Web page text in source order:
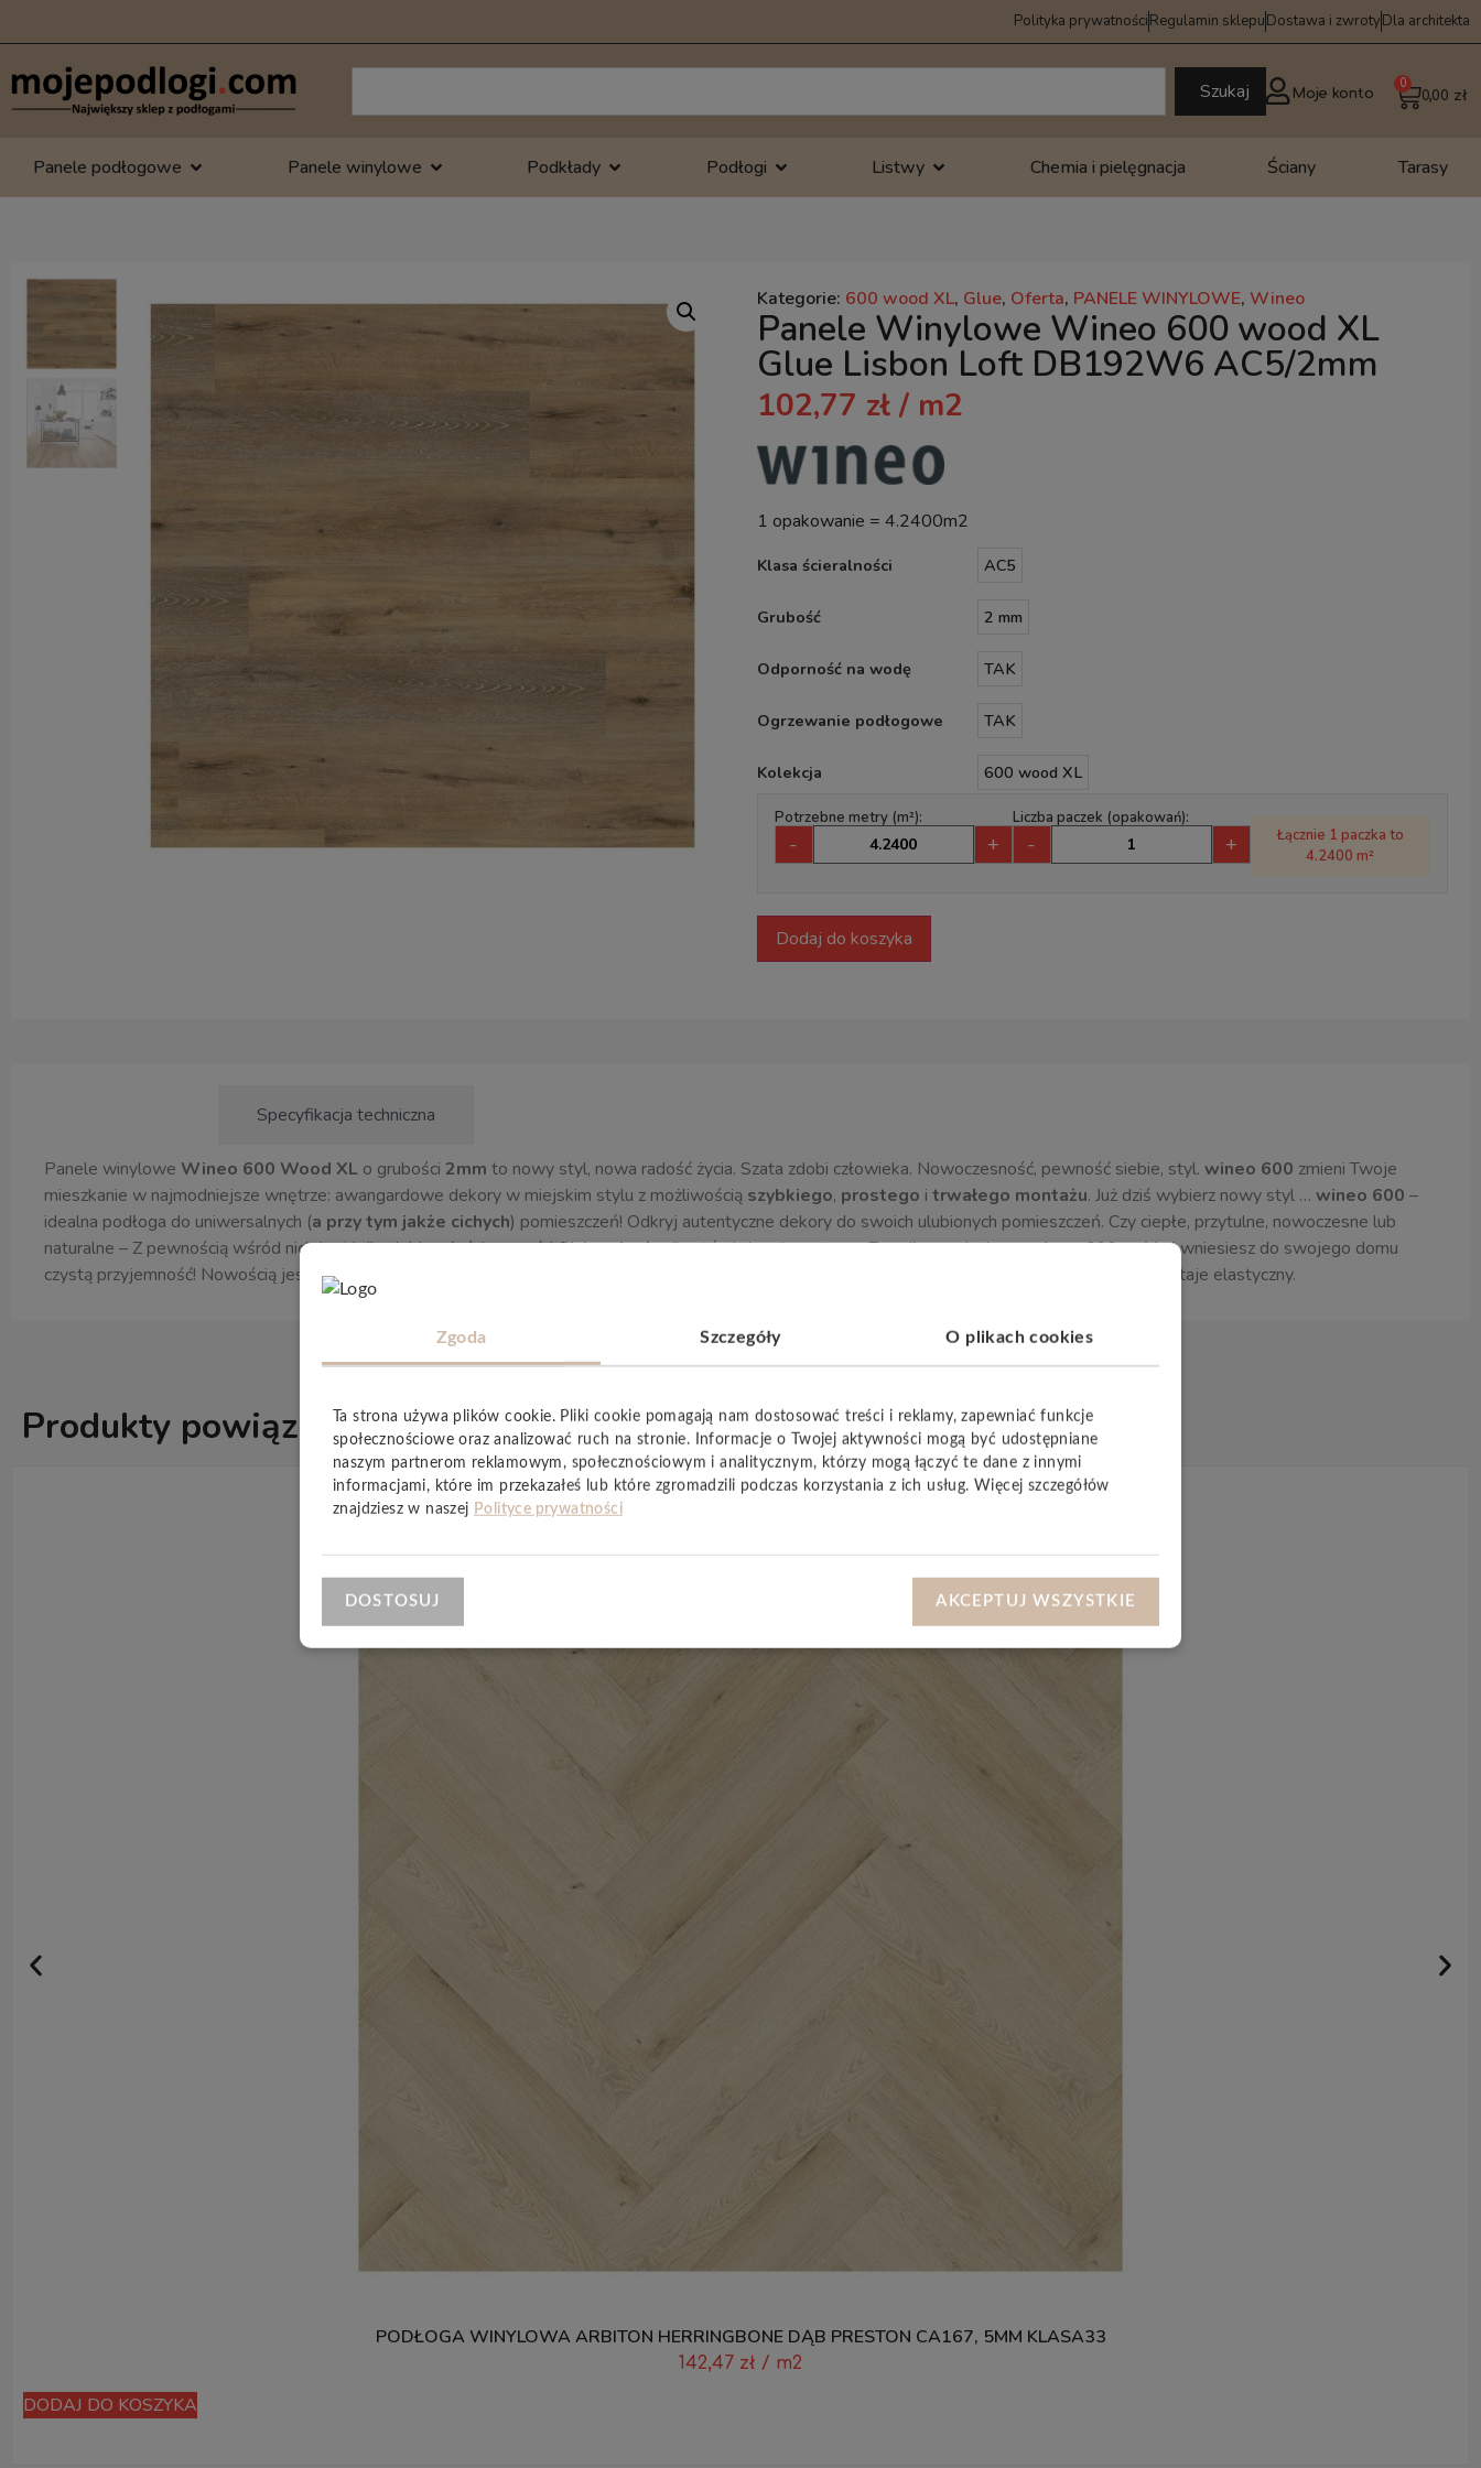
Polityka prywatnościRegulamin sklepuDostawa i zwrotyDla architekta
Szukaj Moje konto 0,00 zł
0
Panele podłogowe Panele winylowe Podkłady Podłogi Listwy Chemia i pielęgnacja Ściany Tarasy
Kategorie: 600 wood XL, Glue, Oferta, PANELE WINYLOWE, Wineo
Panele Winylowe Wineo 600 wood XL
Glue Lisbon Loft DB192W6 AC5/2mm
102,77 zł/ m2
1 opakowanie = 4.2400m2
Klasa ścieralności AC5
Grubość 2 mm
Odporność na wodę TAK
Ogrzewanie podłogowe TAK
Kolekcja 600 wood XL
Potrzebne metry (m²):
- +
Liczba paczek (opakowań):
- +
Łącznie 1 paczka to
4.2400 m²
Dodaj do koszyka
Specyfikacja techniczna
Panele winylowe Wineo 600 Wood XL o grubości 2mm to nowy styl, nowa radość życia. Szata zdobi człowieka. Nowoczesność, pewność siebie, styl. wineo 600 zmieni Twoje
mieszkanie w najmodniejsze wnętrze: awangardowe dekory w miejskim stylu z możliwością szybkiego, prostego i trwałego montażu. Już dziś wybierz nowy styl … wineo 600 –
idealna podłoga do uniwersalnych (a przy tym jakże cichych) pomieszczeń! Odkryj autentyczne dekory do swoich ulubionych pomieszczeń. Czy ciepłe, przytulne, nowoczesne lub
naturalne – Z pewnością wśród nich jest i dla ciebie właściwy wzór!Cicha,ciepładla stóp i chroniąca stawy. Z podłogą winylowąwineo 600naklejwniesiesz do swojego domu
czystą przyjemność! Nowością jest wariant na
, który dzięki wyrafinowanej budowie produktu jest stabilny i solidny, a przy tym pozostaje elastyczny.
Produkty powiązane ZOBACZ WSZYSTKIE
PODŁOGA WINYLOWA ARBITON HERRINGBONE DĄB PRESTON CA167, 5MM KLASA33
142,47 zł / m2
DODAJ DO KOSZYKA
Zgoda Szczegóły O plikach cookies
Ta strona używa plików cookie. Pliki cookie pomagają nam dostosować treści i reklamy, zapewniać funkcje
społecznościowe oraz analizować ruch na stronie. Informacje o Twojej aktywności mogą być udostępniane
naszym partnerom reklamowym, społecznościowym i analitycznym, którzy mogą łączyć te dane z innymi
informacjami, które im przekazałeś lub które zgromadzili podczas korzystania z ich usług. Więcej szczegółów
znajdziesz w naszej Polityce prywatności
DOSTOSUJ AKCEPTUJ WSZYSTKIE